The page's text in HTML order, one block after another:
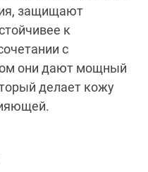
защищают
к
с
они дают мощный
делает кожу